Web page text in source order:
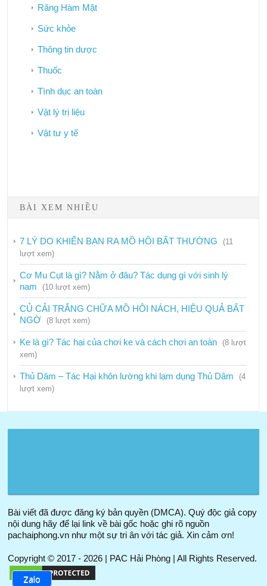
Răng Hàm Mặt
Sức khỏe
Thông tin dược
Thuốc
Tình dục an toàn
Vật lý trị liệu
Vật tư y tế
Phòng chống HIV/AIDS
Hướng dẫn
Phòng chống ma túy
Tiêm truyền an toàn
Tin tức – Sự kiện
BÀI XEM NHIỀU
7 LÝ DO KHIẾN BẠN RA MỒ HÔI BẤT THƯỜNG
(11
lượt xem)
Cơ Mu Cụt là gì? Nằm ở đâu? Tác dụng gì với sinh lý
nam
(10 lượt xem)
CỦ CẢI TRẮNG CHỮA MỒ HÔI NÁCH, HIỆU QUẢ BẤT
NGỜ
(8 lượt xem)
Ke là gì? Tác hại của chơi ke và cách chơi an toàn
(8 lượt
xem)
Thủ Dâm – Tác Hại khôn lường khi lạm dụng Thủ Dâm
(4
lượt xem)
Trung tâm phòng chống HIV/AIDS
Hải Phòng
Là trung tâm chuyên tư vấn và hướng dẫn chăm sóc điều
trị cho bệnh nhân có HIV/AIDS và hướng dẫn các phương
pháp phòng tránh lây nhiễm HIV/AIDS trong cộng đồng
được tin tưởng
Bài viết đã được đăng ký bản quyền (DMCA). Quý độc giả copy
nội dung hãy để lại link về bài gốc hoặc ghi rõ nguồn
pachaiphong.vn như một sự tri ân với tác giả. Xin cảm ơn!
Copyright © 2017 - 2026 | PAC Hải Phòng | All Rights Reserved.
Zalo